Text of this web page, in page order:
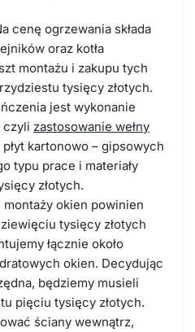
cenę ogrzewania składa
oraz kotła
montażu i zakupu tych
tysięcy złotych.
jest wykonanie
czyli zastosowanie wełny
płyt kartonowo – gipsowych
typu prace i materiały
złotych.
montaży okien powinien
tysięcy złotych
łącznie około
okien. Decydując
będziemy musieli
pięciu tysięcy złotych.
ściany wewnątrz,